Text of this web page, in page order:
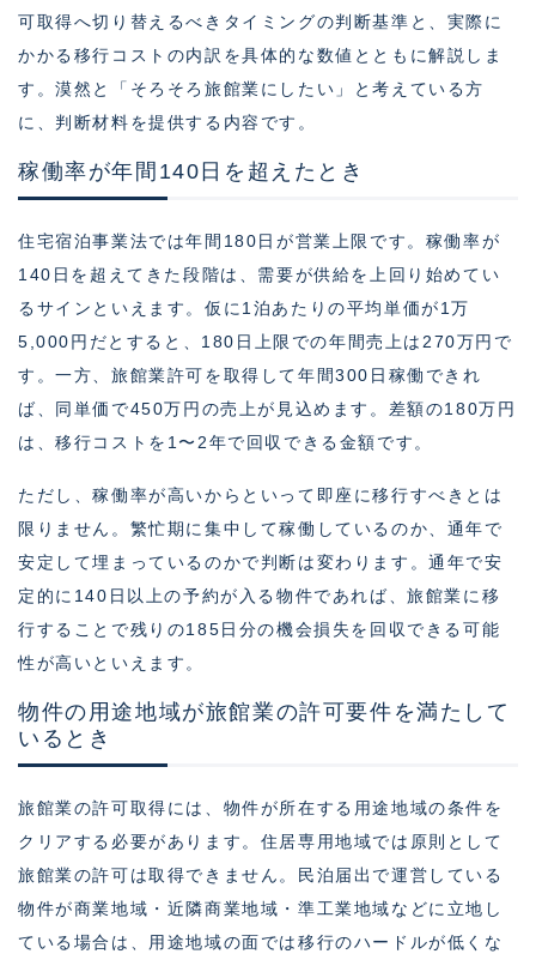
可取得へ切り替えるべきタイミングの判断基準と、実際に
かかる移行コストの内訳を具体的な数値とともに解説しま
す。漠然と「そろそろ旅館業にしたい」と考えている方
に、判断材料を提供する内容です。
稼働率が年間140日を超えたとき
住宅宿泊事業法では年間180日が営業上限です。稼働率が
140日を超えてきた段階は、需要が供給を上回り始めてい
るサインといえます。仮に1泊あたりの平均単価が1万
5,000円だとすると、180日上限での年間売上は270万円で
す。一方、旅館業許可を取得して年間300日稼働できれ
ば、同単価で450万円の売上が見込めます。差額の180万円
は、移行コストを1〜2年で回収できる金額です。
ただし、稼働率が高いからといって即座に移行すべきとは
限りません。繁忙期に集中して稼働しているのか、通年で
安定して埋まっているのかで判断は変わります。通年で安
定的に140日以上の予約が入る物件であれば、旅館業に移
行することで残りの185日分の機会損失を回収できる可能
性が高いといえます。
物件の用途地域が旅館業の許可要件を満たして
いるとき
旅館業の許可取得には、物件が所在する用途地域の条件を
クリアする必要があります。住居専用地域では原則として
旅館業の許可は取得できません。民泊届出で運営している
物件が商業地域・近隣商業地域・準工業地域などに立地し
ている場合は、用途地域の面では移行のハードルが低くな